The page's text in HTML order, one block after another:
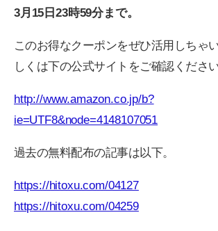
3月15日23時59分まで。
このお得なクーポンをぜひ活用しちゃ
しくは下の公式サイトをご確認ください
http://www.amazon.co.jp/b?
ie=UTF8&node=4148107051
過去の無料配布の記事は以下。
https://hitoxu.com/04127
https://hitoxu.com/04259